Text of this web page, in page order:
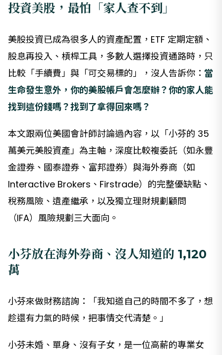
投資美股，最怕「家人查不到」
美股投資已成為很多人的資產配置，ETF 定期定額、
股息再投入、槓桿工具，多數人選擇投資通路時，只
比較「手續費」與「可交易標的」，沒人告訴你： 當
生命發生意外，你的美股帳戶會怎麼辦？你的家人能
找到這份錢嗎？找到了拿得回來嗎？
本文跟兩位美國會計師討論過內容，以「小芬的 35
萬美元美股資產」為主軸，深度比較複委託（如永豐
金證券、國泰證券、富邦證券）與海外券商（如
Interactive Brokers、Firstrade）的完整優缺點、
稅務風險、遺產繼承，以及獨立理財規劃顧問
（IFA）風險規劃三大面向。
小芬放在海外券商、沒人知道的 1,120
萬
小芬來做財務諮詢：「我知道自己的時間不多了，想
趁還有力氣的時候，把事情交代清楚。」
小芬未婚、單身、沒有子女，是一位高薪的專業女